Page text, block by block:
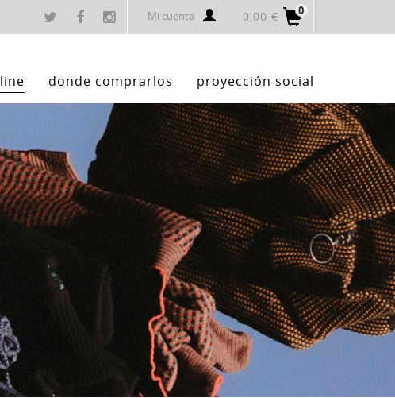
0
0,00 €
Mi cuenta
donde comprarlos proyección social